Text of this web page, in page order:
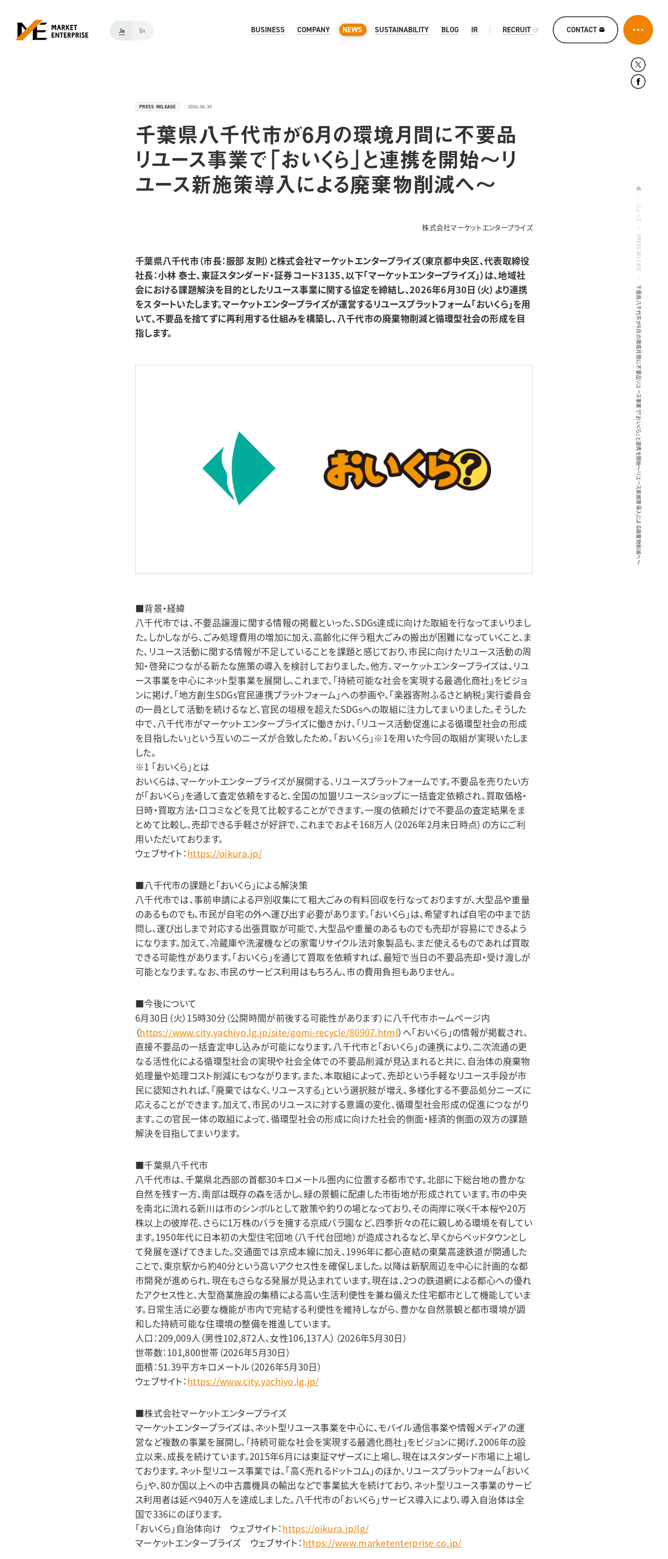
Ja En CONTACT
BUSINESS COMPANY NEWS SUSTAINABILITY BLOG IR RECRUIT
ニュース
PRESS RELEASE
千葉県八千代市が6月の環境月間に不要品リユース事業で「おいくら」と連携を開始〜リユース新施策導入による廃棄物削減へ〜
PRESS RELEASE 2026.06.30
千葉県八千代市が6月の環境月間に不要品
リユース事業で「おいくら」と連携を開始〜リ
ユース新施策導入による廃棄物削減へ〜
株式会社マーケットエンタープライズ
千葉県八千代市（市長：服部 友則）と株式会社マーケットエンタープライズ（東京都中央区、代表取締役
社長：小林 泰士、東証スタンダード・証券コード3135、以下「マーケットエンタープライズ」）は、地域社
会における課題解決を目的としたリユース事業に関する協定を締結し、2026年6月30日（火）より連携
をスタートいたします。マーケットエンタープライズが運営するリユースプラットフォーム「おいくら」を用
いて、不要品を捨てずに再利用する仕組みを構築し、八千代市の廃棄物削減と循環型社会の形成を目
指します。
■背景・経緯
八千代市では、不要品譲渡に関する情報の掲載といった、SDGs達成に向けた取組を行なってまいりまし
た。しかしながら、ごみ処理費用の増加に加え、高齢化に伴う粗大ごみの搬出が困難になっていくこと、ま
た、リユース活動に関する情報が不足していることを課題と感じており、市民に向けたリユース活動の周
知・啓発につながる新たな施策の導入を検討しておりました。他方、マーケットエンタープライズは、リユ
ース事業を中心にネット型事業を展開し、これまで、「持続可能な社会を実現する最適化商社」をビジョ
ンに掲げ、「地方創生SDGs官民連携プラットフォーム」への参画や、「楽器寄附ふるさと納税」実行委員会
の一員として活動を続けるなど、官民の垣根を超えたSDGsへの取組に注力してまいりました。そうした
中で、八千代市がマーケットエンタープライズに働きかけ、「リユース活動促進による循環型社会の形成
を目指したい」という互いのニーズが合致したため、「おいくら」※1を用いた今回の取組が実現いたしま
した。
※1 「おいくら」とは
おいくらは、マーケットエンタープライズが展開する、リユースプラットフォームです。不要品を売りたい方
が「おいくら」を通して査定依頼をすると、全国の加盟リユースショップに一括査定依頼され、買取価格・
日時・買取方法・口コミなどを見て比較することができます。一度の依頼だけで不要品の査定結果をま
とめて比較し、売却できる手軽さが好評で、これまでおよそ168万人（2026年2月末日時点）の方にご利
用いただいております。
ウェブサイト：https://oikura.jp/
■八千代市の課題と「おいくら」による解決策
八千代市では、事前申請による戸別収集にて粗大ごみの有料回収を行なっておりますが、大型品や重量
のあるものでも、市民が自宅の外へ運び出す必要があります。「おいくら」は、希望すれば自宅の中まで訪
問し、運び出しまで対応する出張買取が可能で、大型品や重量のあるものでも売却が容易にできるよう
になります。加えて、冷蔵庫や洗濯機などの家電リサイクル法対象製品も、まだ使えるものであれば買取
できる可能性があります。「おいくら」を通じて買取を依頼すれば、最短で当日の不要品売却・受け渡しが
可能となります。なお、市民のサービス利用はもちろん、市の費用負担もありません。
■今後について
6月30日（火）15時30分（公開時間が前後する可能性があります）に八千代市ホームページ内
（https://www.city.yachiyo.lg.jp/site/gomi-recycle/80907.html）へ「おいくら」の情報が掲載され、
直接不要品の一括査定申し込みが可能になります。八千代市と「おいくら」の連携により、二次流通の更
なる活性化による循環型社会の実現や社会全体での不要品削減が見込まれると共に、自治体の廃棄物
処理量や処理コスト削減にもつながります。また、本取組によって、売却という手軽なリユース手段が市
民に認知されれば、「廃棄ではなく、リユースする」という選択肢が増え、多様化する不要品処分ニーズに
応えることができます。加えて、市民のリユースに対する意識の変化、循環型社会形成の促進につながり
ます。この官民一体の取組によって、循環型社会の形成に向けた社会的側面・経済的側面の双方の課題
解決を目指してまいります。
■千葉県八千代市
八千代市は、千葉県北西部の首都30キロメートル圏内に位置する都市です。北部に下総台地の豊かな
自然を残す一方、南部は既存の森を活かし、緑の景観に配慮した市街地が形成されています。市の中央
を南北に流れる新川は市のシンボルとして散策や釣りの場となっており、その両岸に咲く千本桜や20万
株以上の彼岸花、さらに1万株のバラを擁する京成バラ園など、四季折々の花に親しめる環境を有してい
ます。1950年代に日本初の大型住宅団地（八千代台団地）が造成されるなど、早くからベッドタウンとし
て発展を遂げてきました。交通面では京成本線に加え、1996年に都心直結の東葉高速鉄道が開通した
ことで、東京駅から約40分という高いアクセス性を確保しました。以降は新駅周辺を中心に計画的な都
市開発が進められ、現在もさらなる発展が見込まれています。現在は、2つの鉄道網による都心への優れ
たアクセス性と、大型商業施設の集積による高い生活利便性を兼ね備えた住宅都市として機能していま
す。日常生活に必要な機能が市内で完結する利便性を維持しながら、豊かな自然景観と都市環境が調
和した持続可能な住環境の整備を推進しています。
人口：209,009人（男性102,872人、女性106,137人）（2026年5月30日）
世帯数：101,800世帯（2026年5月30日）
面積：51.39平方キロメートル（2026年5月30日）
ウェブサイト：https://www.city.yachiyo.lg.jp/
■株式会社マーケットエンタープライズ
マーケットエンタープライズは、ネット型リユース事業を中心に、モバイル通信事業や情報メディアの運
営など複数の事業を展開し、「持続可能な社会を実現する最適化商社」をビジョンに掲げ、2006年の設
立以来、成長を続けています。2015年6月には東証マザーズに上場し、現在はスタンダード市場に上場し
ております。ネット型リユース事業では、「高く売れるドットコム」のほか、リユースプラットフォーム「おいく
ら」や、80か国以上への中古農機具の輸出などで事業拡大を続けており、ネット型リユース事業のサービ
ス利用者は延べ940万人を達成しました。八千代市の「おいくら」サービス導入により、導入自治体は全
国で336にのぼります。
「おいくら」自治体向け ウェブサイト：https://oikura.jp/lg/
マーケットエンタープライズ ウェブサイト：https://www.marketenterprise.co.jp/